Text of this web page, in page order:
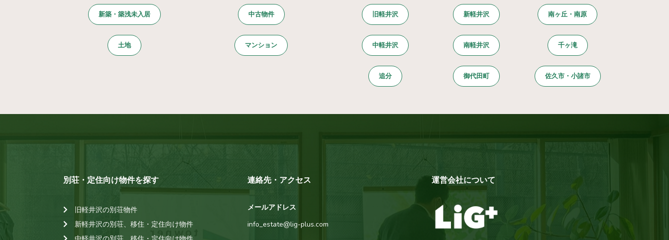
新築・築浅未入居
土地
中古物件
マンション
旧軽井沢
中軽井沢
追分
新軽井沢
南軽井沢
御代田町
南ヶ丘・南原
千ヶ滝
佐久市・小諸市
別荘・定住向け物件を探す
旧軽井沢の別荘物件
新軽井沢の別荘、移住・定住向け物件
連絡先・アクセス
メールアドレス
info_estate@lig-plus.com
運営会社について